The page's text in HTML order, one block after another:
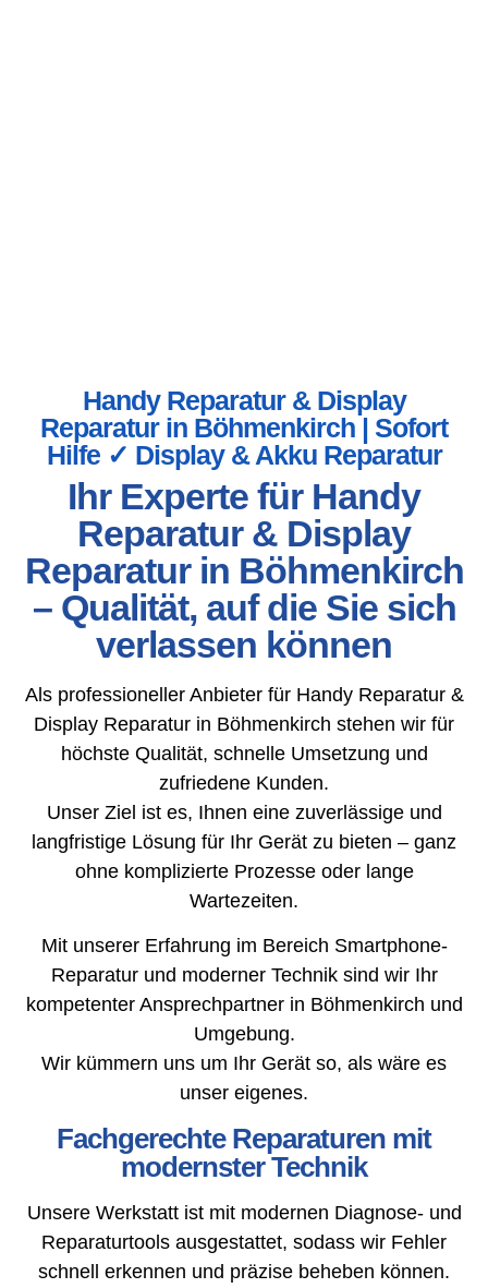
Handy Reparatur & Display
Reparatur in Böhmenkirch | Sofort
Hilfe ✓ Display & Akku Reparatur
Ihr Experte für Handy
Reparatur & Display
Reparatur in Böhmenkirch
– Qualität, auf die Sie sich
verlassen können
Als professioneller Anbieter für Handy Reparatur &
Display Reparatur in Böhmenkirch stehen wir für
höchste Qualität, schnelle Umsetzung und
zufriedene Kunden.
Unser Ziel ist es, Ihnen eine zuverlässige und
langfristige Lösung für Ihr Gerät zu bieten – ganz
ohne komplizierte Prozesse oder lange
Wartezeiten.
Mit unserer Erfahrung im Bereich Smartphone-
Reparatur und moderner Technik sind wir Ihr
kompetenter Ansprechpartner in Böhmenkirch und
Umgebung.
Wir kümmern uns um Ihr Gerät so, als wäre es
unser eigenes.
Fachgerechte Reparaturen mit
modernster Technik
Unsere Werkstatt ist mit modernen Diagnose- und
Reparaturtools ausgestattet, sodass wir Fehler
schnell erkennen und präzise beheben können.